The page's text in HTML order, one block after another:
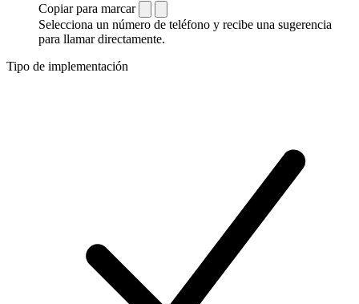
Copiar para marcar
Selecciona un número de teléfono y recibe una sugerencia
para llamar directamente.
Tipo de implementación